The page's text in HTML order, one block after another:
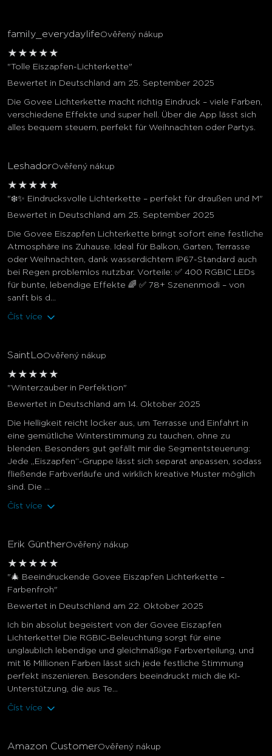
family_everydaylifeOvěřený nákup
★ ★ ★ ★ ★
"Tolle Eiszapfen-Lichterkette"
Bewertet in Deutschland am 25. September 2025
Die Govee Lichterkette macht richtig Eindruck – viele Farben,
verschiedene Effekte und super hell. Über die App lässt sich
alles bequem steuern, perfekt für Weihnachten oder Partys.
LeshadorOvěřený nákup
★ ★ ★ ★ ★
"❄️✨ Eindrucksvolle Lichterkette – perfekt für draußen und M"
Bewertet in Deutschland am 25. September 2025
Die Govee Eiszapfen Lichterkette bringt sofort eine festliche
Atmosphäre ins Zuhause. Ideal für Balkon, Garten, Terrasse
oder Weihnachten, dank wasserdichtem IP67-Standard auch
bei Regen problemlos nutzbar. Vorteile: ✅ 400 RGBIC LEDs
für bunte, lebendige Effekte 🌈 ✅ 78+ Szenenmodi – von
sanft bis d...
Číst více
SaintLoOvěřený nákup
★ ★ ★ ★ ★
"Winterzauber in Perfektion"
Bewertet in Deutschland am 14. Oktober 2025
Die Helligkeit reicht locker aus, um Terrasse und Einfahrt in
eine gemütliche Winterstimmung zu tauchen, ohne zu
blenden. Besonders gut gefällt mir die Segmentsteuerung:
Jede „Eiszapfen“-Gruppe lässt sich separat anpassen, sodass
fließende Farbverläufe und wirklich kreative Muster möglich
sind. Die ...
Číst více
Erik GüntherOvěřený nákup
★ ★ ★ ★ ★
"🎄 Beeindruckende Govee Eiszapfen Lichterkette –
Farbenfroh"
Bewertet in Deutschland am 22. Oktober 2025
Ich bin absolut begeistert von der Govee Eiszapfen
Lichterkette! Die RGBIC-Beleuchtung sorgt für eine
unglaublich lebendige und gleichmäßige Farbverteilung, und
mit 16 Millionen Farben lässt sich jede festliche Stimmung
perfekt inszenieren. Besonders beeindruckt mich die KI-
Unterstützung, die aus Te...
Číst více
Amazon CustomerOvěřený nákup